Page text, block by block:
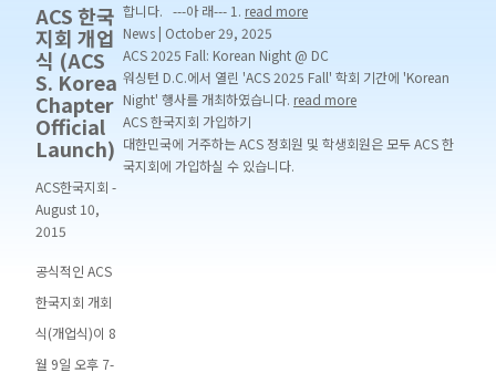
ACS 한국
지회 개업
식 (ACS
S. Korea
Chapter
Official
Launch)
ACS한국지회 -
August 10,
2015
공식적인 ACS
한국지회 개회
식(개업식)이 8
월 9일 오후 7-
합니다. ---아 래--- 1. read more
News | October 29, 2025
ACS 2025 Fall: Korean Night @ DC
워싱턴 D.C.에서 열린 'ACS 2025 Fall' 학회 기간에 'Korean
Night' 행사를 개최하였습니다. read more
ACS 한국지회 가입하기
대한민국에 거주하는 ACS 정회원 및 학생회원은 모두 ACS 한
국지회에 가입하실 수 있습니다.